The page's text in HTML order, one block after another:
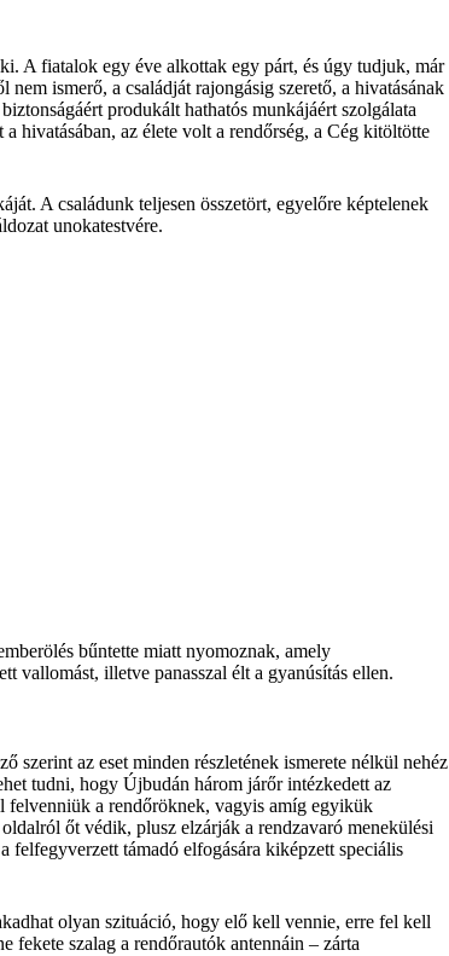
A fiatalok egy éve alkottak egy párt, és úgy tudjuk, már
ismerő, a családját rajongásig szerető, a hivatásának
produkált hathatós munkájáért szolgálata
hivatásában, az élete volt a rendőrség, a Cég kitöltötte
A családunk teljesen összetört, egyelőre képtelenek
unokatestvére.
bűntette miatt nyomoznak, amely
vallomást, illetve panasszal élt a gyanúsítás ellen.
szerint az eset minden részletének ismerete nélkül nehéz
tudni, hogy Újbudán három járőr intézkedett az
felvenniük a rendőröknek, vagyis amíg egyikük
őt védik, plusz elzárják a rendzavaró menekülési
támadó elfogására kiképzett speciális
olyan szituáció, hogy elő kell vennie, erre fel kell
fekete szalag a rendőrautók antennáin – zárta